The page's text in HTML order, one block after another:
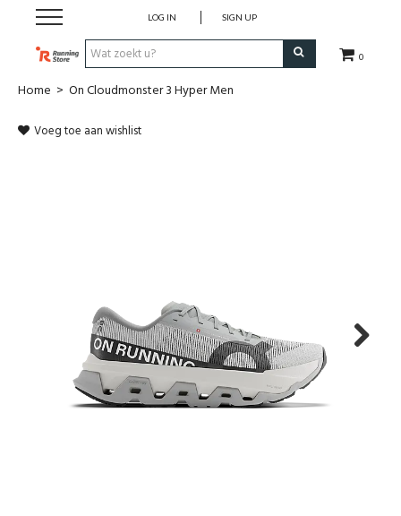
0
LOG IN SIGN UP
SALE
Club Kledij
Home > On Cloudmonster 3 Hyper Men
Voeg toe aan wishlist